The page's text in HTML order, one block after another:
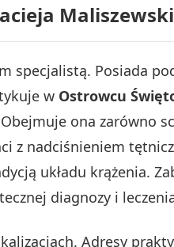
specjalistą. Posiada
w Ostrowcu
ona zarówno
z nadciśnieniem
układu krążenia.
diagnozy i
Adresy